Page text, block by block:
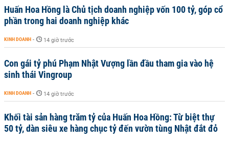
Huấn Hoa Hồng là Chủ tịch doanh nghiệp vốn 100 tỷ, góp cổ
phần trong hai doanh nghiệp khác
KINH DOANH - 14 giờ trước
Con gái tỷ phú Phạm Nhật Vượng lần đầu tham gia vào hệ
sinh thái Vingroup
KINH DOANH - 14 giờ trước
Khối tài sản hàng trăm tỷ của Huấn Hoa Hồng: Từ biệt thự
50 tỷ, dàn siêu xe hàng chục tỷ đến vườn tùng Nhật đắt đỏ